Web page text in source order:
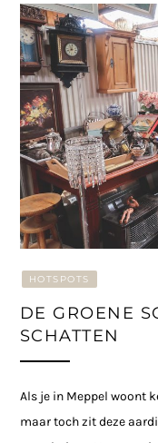
HOTSPOTS
DE GROENE
SCHATTEN
Als je in Meppel woont
maar toch zit deze